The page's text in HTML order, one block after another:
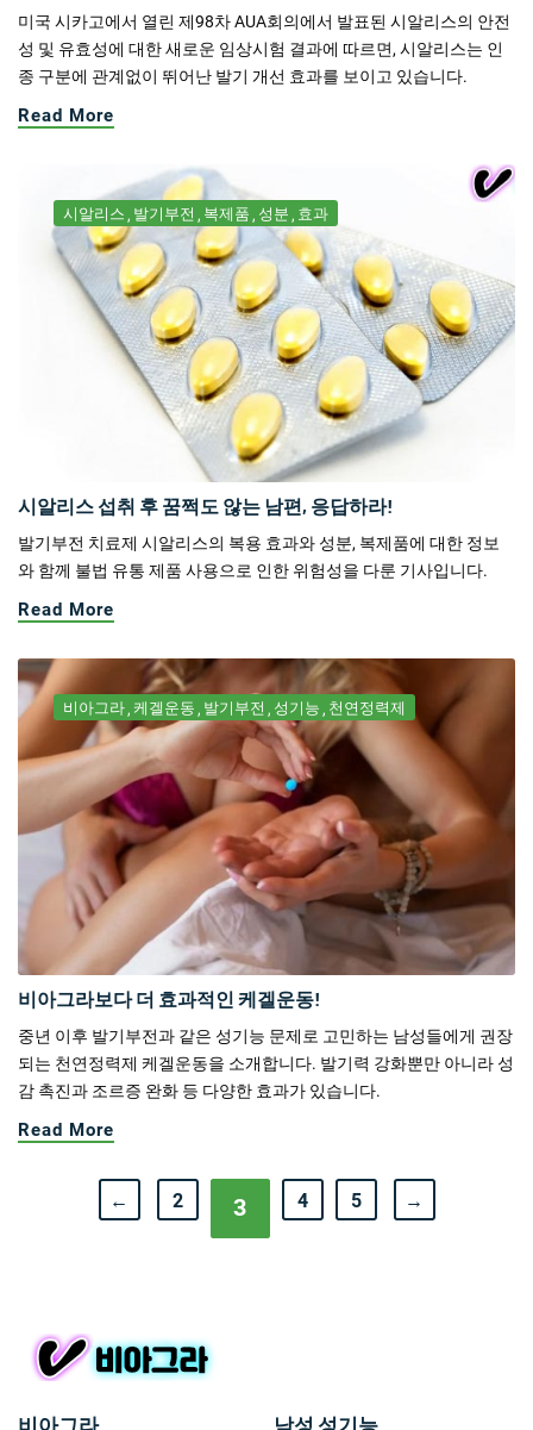
미국 시카고에서 열린 제98차 AUA회의에서 발표된 시알리스의 안전
성 및 유효성에 대한 새로운 임상시험 결과에 따르면, 시알리스는 인
종 구분에 관계없이 뛰어난 발기 개선 효과를 보이고 있습니다.
Read More
시알리스 발기부전 복제품 성분 효과
시알리스 섭취 후 꿈쩍도 않는 남편, 응답하라!
발기부전 치료제 시알리스의 복용 효과와 성분, 복제품에 대한 정보
와 함께 불법 유통 제품 사용으로 인한 위험성을 다룬 기사입니다.
Read More
비아그라 케겔운동 발기부전 성기능 천연정력제
비아그라보다 더 효과적인 케겔운동!
중년 이후 발기부전과 같은 성기능 문제로 고민하는 남성들에게 권장
되는 천연정력제 케겔운동을 소개합니다. 발기력 강화뿐만 아니라 성
감 촉진과 조르증 완화 등 다양한 효과가 있습니다.
Read More
← 2 3 4 5 →
비아그라 남성 성기능